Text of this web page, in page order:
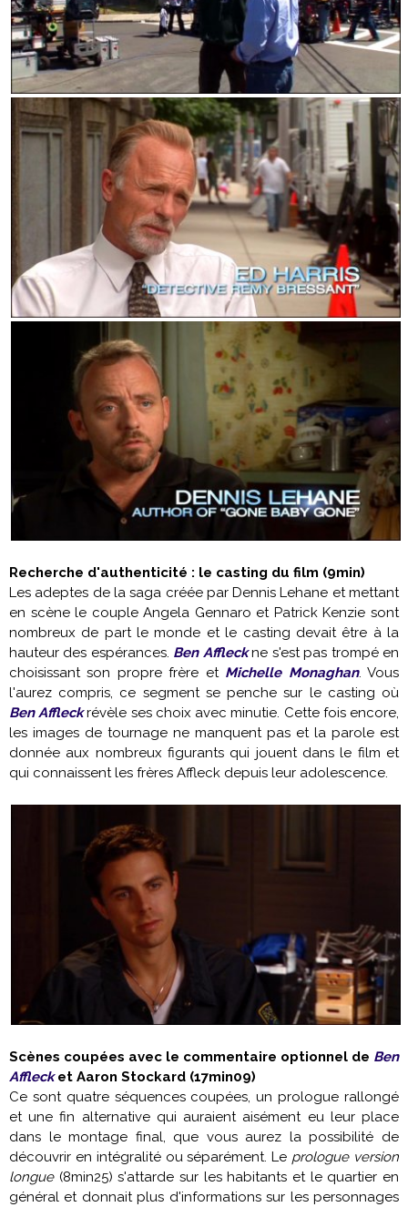
Recherche d'authenticité : le casting du film (9min)
Les adeptes de la saga créée par Dennis Lehane et mettant
en scène le couple Angela Gennaro et Patrick Kenzie sont
nombreux de part le monde et le casting devait être à la
hauteur des espérances. Ben Affleckne s'est pas trompé en
choisissant son propre frère et Michelle Monaghan. Vous
l'aurez compris, ce segment se penche sur le casting où
Ben Affleckrévèle ses choix avec minutie. Cette fois encore,
les images de tournage ne manquent pas et la parole est
donnée aux nombreux figurants qui jouent dans le film et
qui connaissent les frères Affleck depuis leur adolescence.
Scènes coupées avec le commentaire optionnel de Ben
Afflecket Aaron Stockard (17min09)
Ce sont quatre séquences coupées, un prologue rallongé
et une fin alternative qui auraient aisément eu leur place
dans le montage final, que vous aurez la possibilité de
découvrir en intégralité ou séparément. Le prologue version
longue(8min25) s'attarde sur les habitants et le quartier en
général et donnait plus d'informations sur les personnages